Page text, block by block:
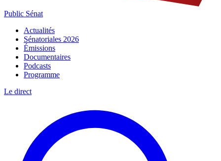
Public Sénat
Actualités
Sénatoriales 2026
Émissions
Documentaires
Podcasts
Programme
Le direct